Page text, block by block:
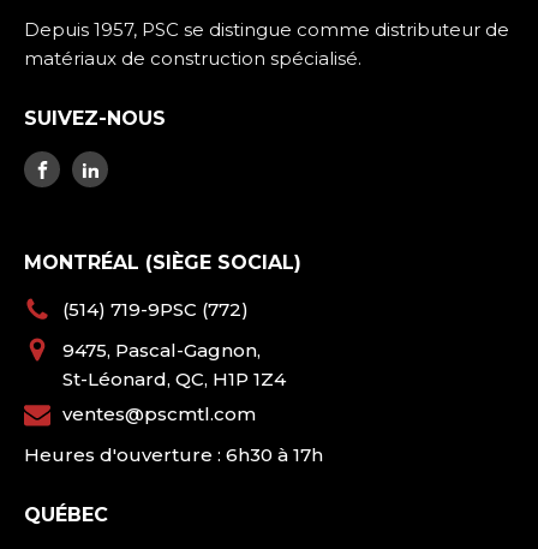
Depuis 1957, PSC se distingue comme distributeur de
matériaux de construction spécialisé.
SUIVEZ-NOUS
MONTRÉAL (SIÈGE SOCIAL)
(514) 719-9PSC (772)
9475, Pascal-Gagnon,
St-Léonard, QC, H1P 1Z4
ventes@pscmtl.com
Heures d'ouverture : 6h30 à 17h
QUÉBEC